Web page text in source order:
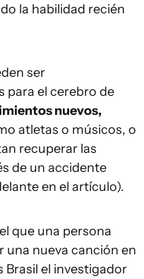
la habilidad recién
ser
el cerebro de
nuevos,
atletas o músicos, o
recuperar las
de un accidente
en el artículo).
que una persona
una nueva canción en
Brasil el investigador